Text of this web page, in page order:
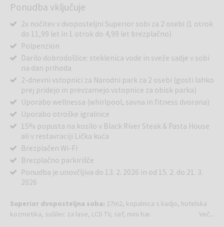
Ponudba vključuje
2x nočitev v dvoposteljni Superior sobi za 2 osebi (1 otrok
do 11,99 let in 1 otrok do 4,99 let brezplačno)
Polpenzion
Darilo dobrodošlice: steklenica vode in sveže sadje v sobi
na dan prihoda
2-dnevni vstopnici za Narodni park za 2 osebi (gosti lahko
prej pridejo in prevzamejo vstopnice za obisk parka)
Uporabo wellnessa (whirlpool, savna in fitness dvorana)
Uporabo otroške igralnice
15% popusta na kosilo v Black River Steak & Pasta House
ali v restavraciji Lička kuća
Brezplačen Wi-Fi
Brezplačno parkirišče
Ponudba je unovčljiva do 13. 2. 2026 in od 15. 2. do 21. 3.
2026
Superior dvoposteljna soba: 27m2, kopalnica s kadjo, hotelska
kozmetika, sušilec za lase, LCD TV, sef, mini bar.
Več...